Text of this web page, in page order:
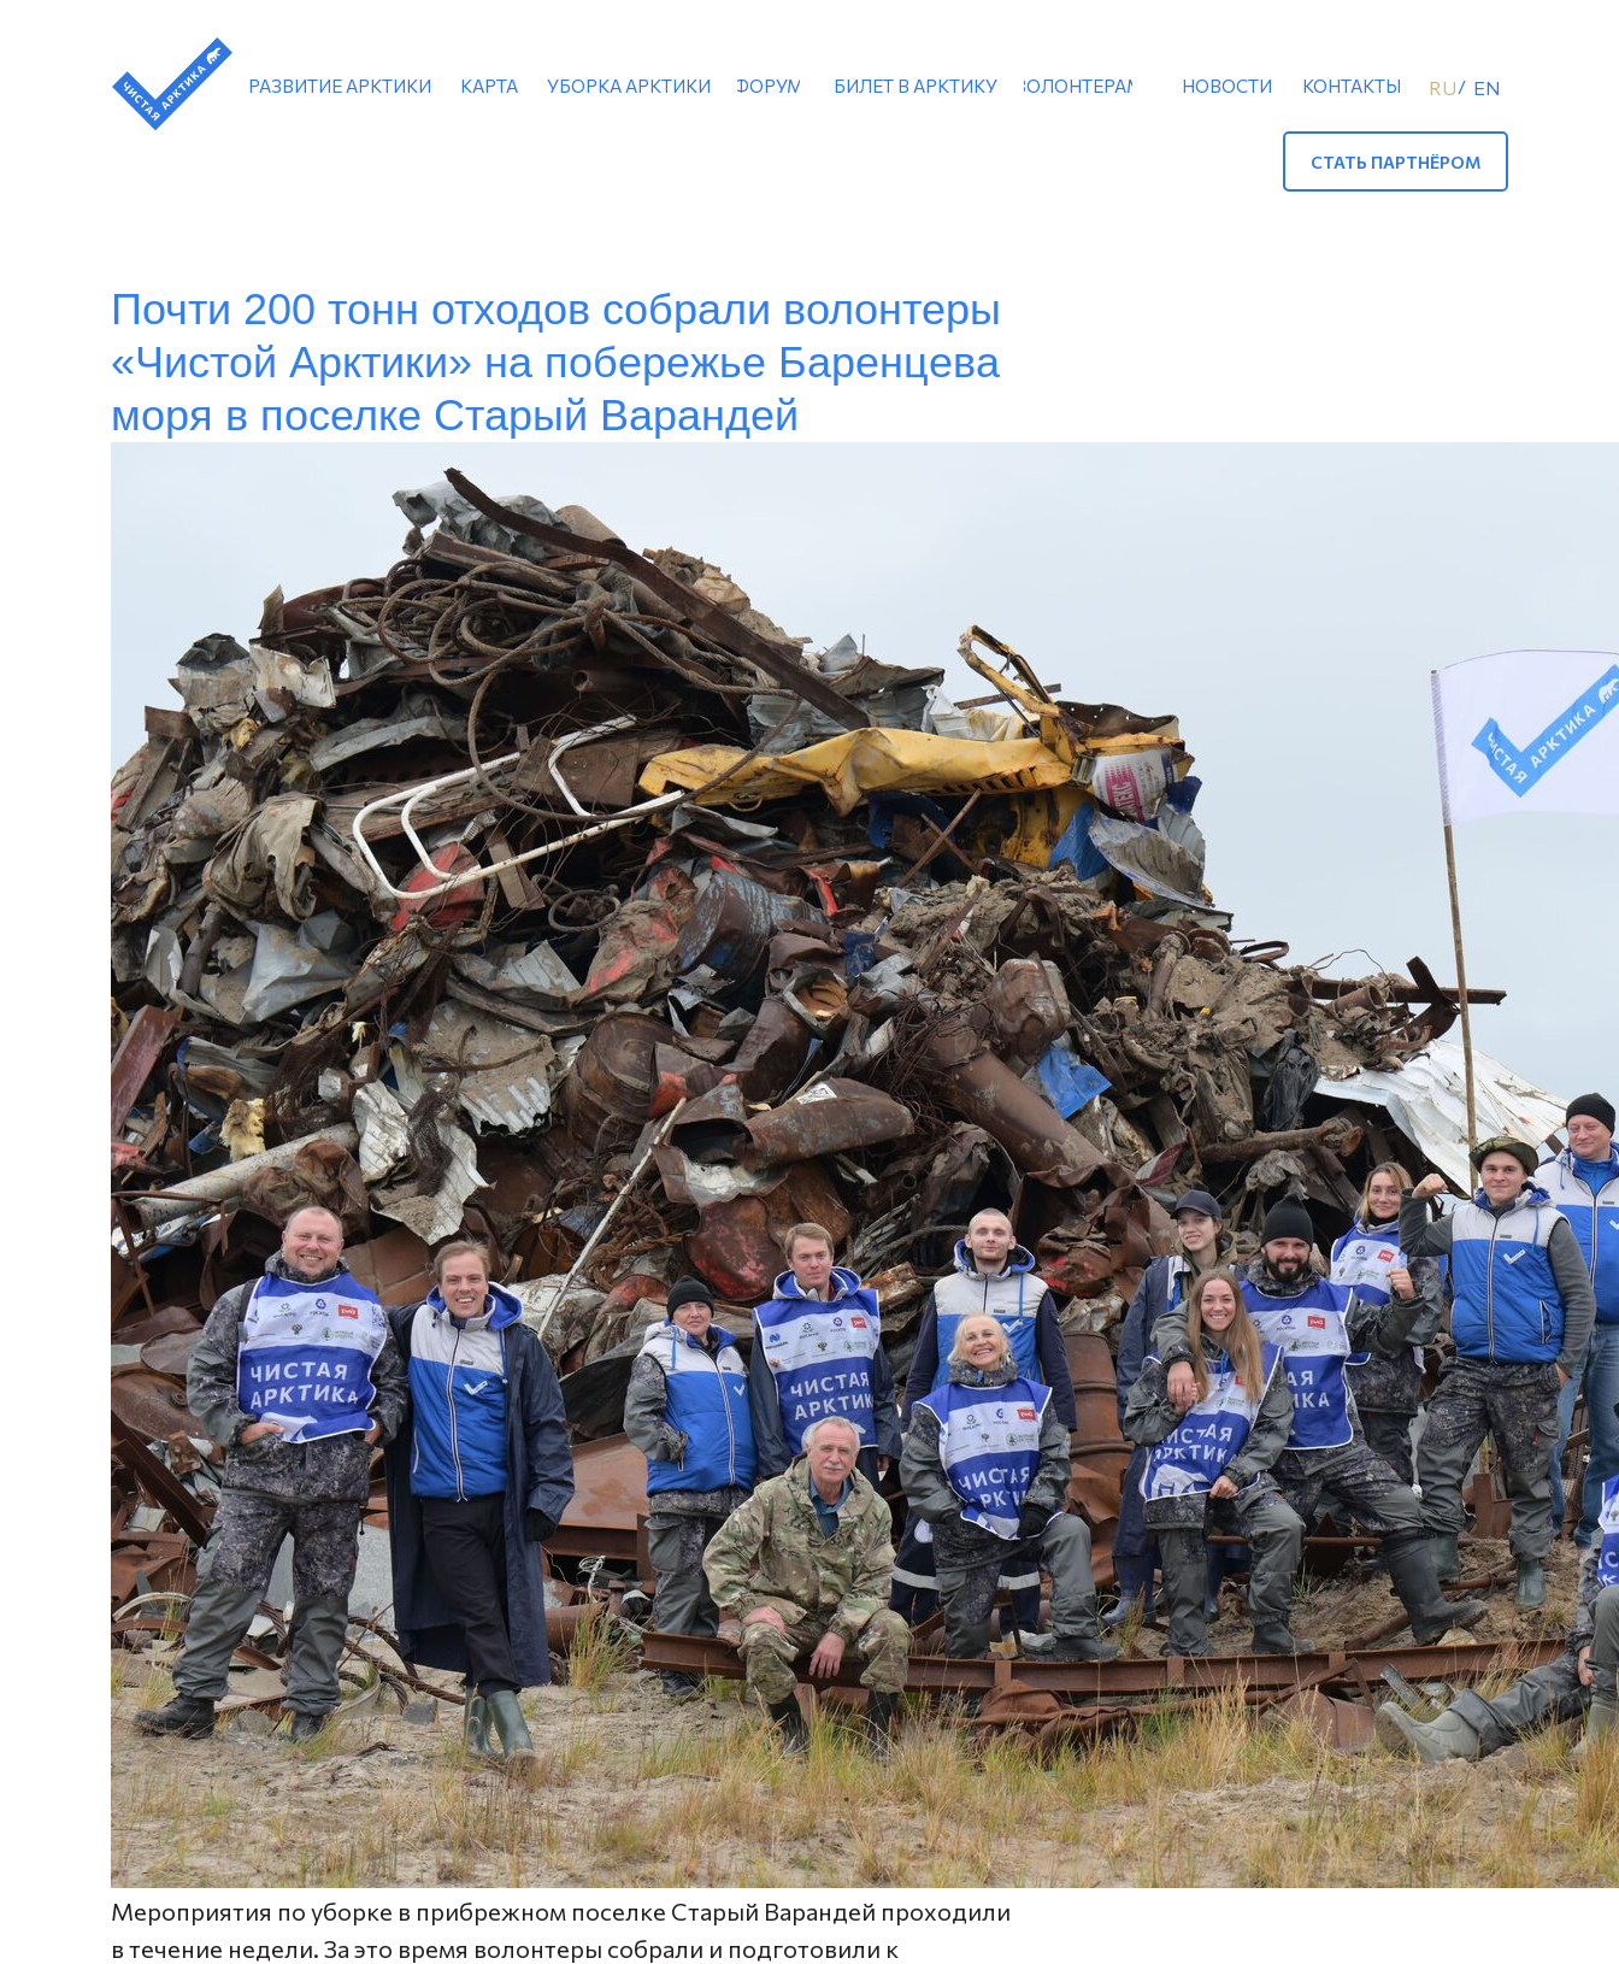
СТАТЬ ПАРТНЁРОМ
УБОРКА АРКТИКИ
РАЗВИТИЕ АРКТИКИ КАРТА ВОЛОНТЕРАМ RU EN
/
НОВОСТИ КОНТАКТЫ
ФОРУМ БИЛЕТ В АРКТИКУ
Почти 200 тонн отходов собрали волонтеры
«Чистой Арктики» на побережье Баренцева
моря в поселке Старый Варандей
Мероприятия по уборке в прибрежном поселке Старый Варандей проходили
в течение недели. За это время волонтеры собрали и подготовили к